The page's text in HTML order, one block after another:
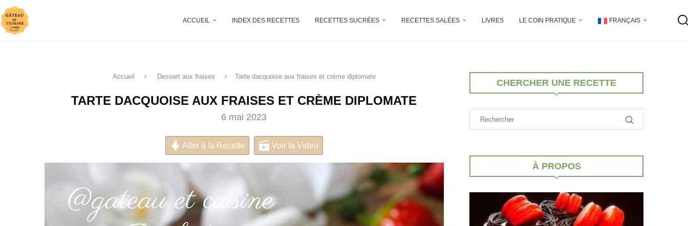
ACCUEIL INDEX DES RECETTES RECETTES SUCRÉES RECETTES SALÉES LIVRES LE COIN PRATIQUE FRANÇAIS
Accueil Dessert aux fraises Tarte dacquoise aux fraises et crème diplomate
TARTE DACQUOISE AUX FRAISES ET CRÈME DIPLOMATE
6 mai 2023
Aller à la Recette Voir la Video
CHERCHER UNE RECETTE
À PROPOS